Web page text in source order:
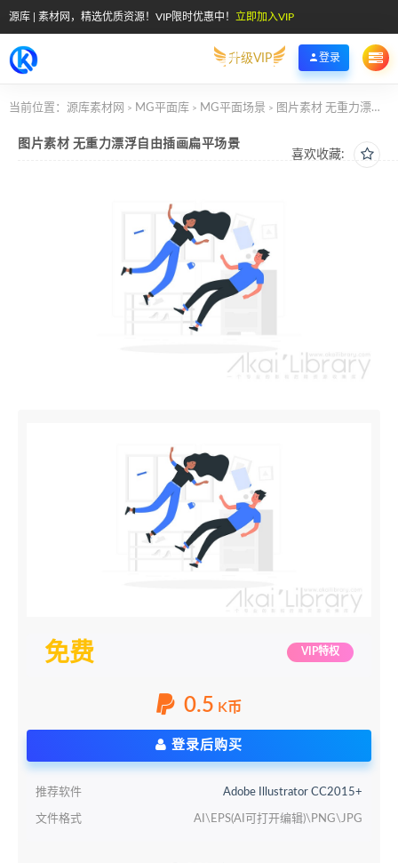
源库 | 素材网，精选优质资源！VIP限时优惠中！ 立即加入VIP
升级VIP 登录
当前位置： 源库素材网 > MG平面库 > MG平面场景 > 图片素材 无重力漂浮自由插画扁平场景
喜欢收藏:
图片素材 无重力漂浮自由插画扁平场景
免费 VIP特权
0.5 K币
登录后购买
推荐软件 Adobe Illustrator CC2015+
文件格式 AI\EPS(AI可打开编辑)\PNG\JPG